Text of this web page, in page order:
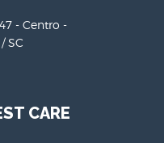
- Centro -
SC
CARE